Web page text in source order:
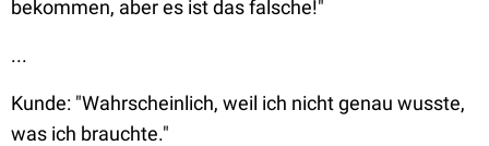
bekommen, aber es ist das falsche!"
...
Kunde: "Wahrscheinlich, weil ich nicht genau wusste,
was ich brauchte."